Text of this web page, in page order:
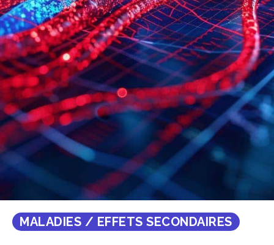
MALADIES / EFFETS SECONDAIRES